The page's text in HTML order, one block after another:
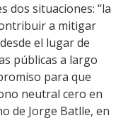
dos situaciones: “la
a mitigar
el lugar de
públicas a largo
para que
neutral cero en
de Jorge Batlle, en